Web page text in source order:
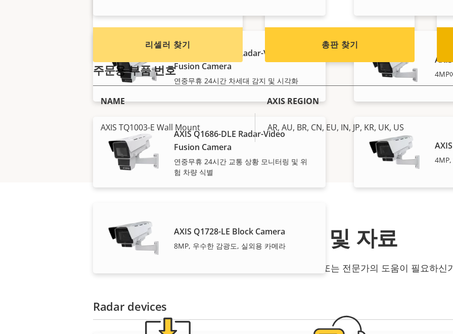
AXIS Q1656-DLE Radar-Video
Fusion Camera
연중무휴 24시간 차세대 감지 및 시각화
4MP
AXIS Q1686-DLE Radar-Video
Fusion Camera
연중무휴 24시간 교통 상황 모니터링 및 위
험 차량 식별
AXIS Q1728-LE Block Camera
8MP, 우수한 감광도, 실외용 카메라
Radar devices
리셀러 찾기 총판 찾기
주문용 부품 번호
NAME AXIS REGION
AXIS TQ1003-E Wall Mount AR, AU, BR, CN, EU, IN, JP, KR, UK, US
지원 및 자료
Axis 제품 정보, 소프트웨어 또는 전문가의 도움이 필요하신